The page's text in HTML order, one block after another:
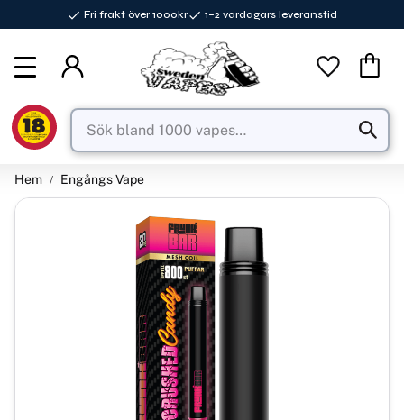
Fri frakt över 1000kr 1–2 vardagars leveranstid
Favoriter
Hem Engångs Vape